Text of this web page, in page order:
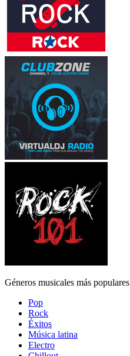
Géneros musicales más populares
Pop
Rock
Éxitos
Música latina
Electro